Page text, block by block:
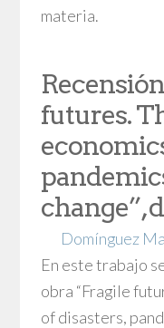
materia.
futures.
change”,
Domínguez
En este trabajo
obra “Fragile
of disasters,